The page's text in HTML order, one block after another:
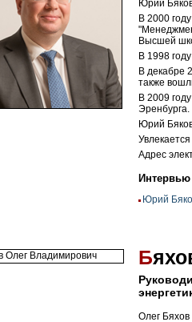
Юрий
В 2000
Высшей
В 1998
В декабре
также
В 2009
Эренбурга.
Юрий
Адрес
Интервью
Юрий
Б
Олег Бяхов